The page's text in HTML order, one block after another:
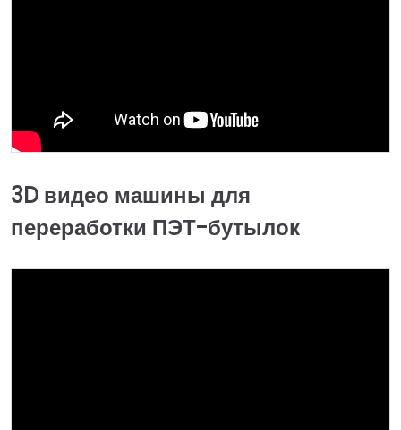
3D видео машины для
переработки ПЭТ-бутылок